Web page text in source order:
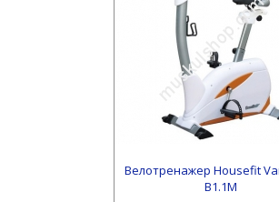
Велотренажер Housefit
B1.1M